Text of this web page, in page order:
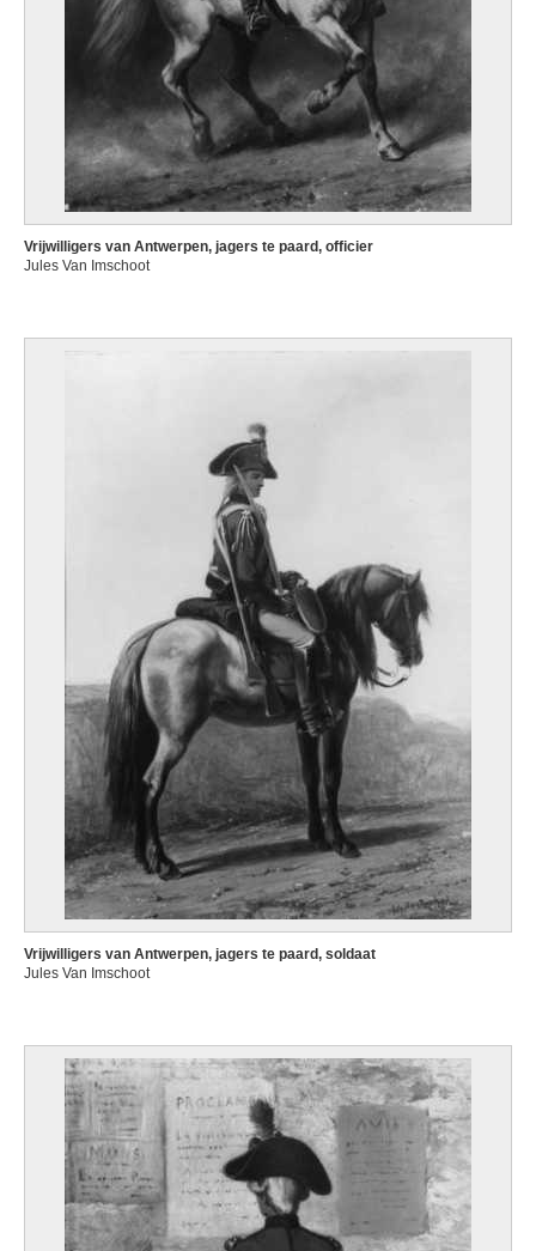
Vrijwilligers van Antwerpen, jagers te paard, officier
Jules Van Imschoot
Vrijwilligers van Antwerpen, jagers te paard, soldaat
Jules Van Imschoot